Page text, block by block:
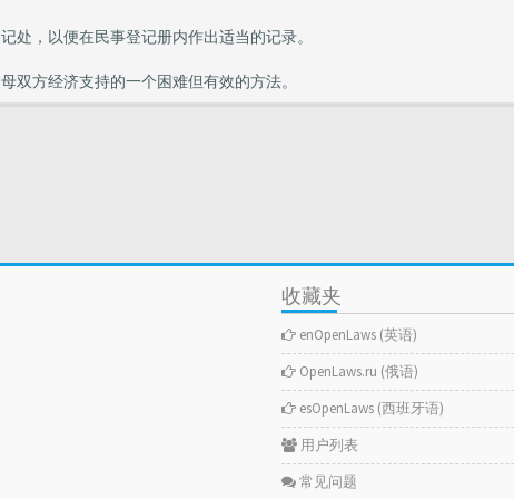
处，以便在民事登记册内作出适当的记录。
双方经济支持的一个困难但有效的方法。
收藏夹
enOpenLaws (英语)
OpenLaws.ru (俄语)
esOpenLaws (西班牙语)
用户列表
常见问题